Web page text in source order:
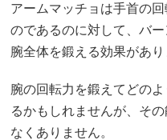
アームマッチョは手首の
のであるのに対して、バ
腕全体を鍛える効果があり
腕の回転力を鍛えてどの
るかもしれませんが、そ
なくありません。